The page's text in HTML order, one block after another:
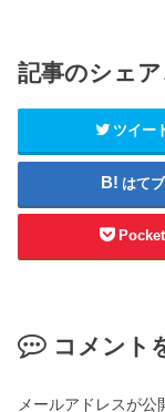
記事のシェ
ツイー
はてブ
Pocket
コメント
メールアドレスが公